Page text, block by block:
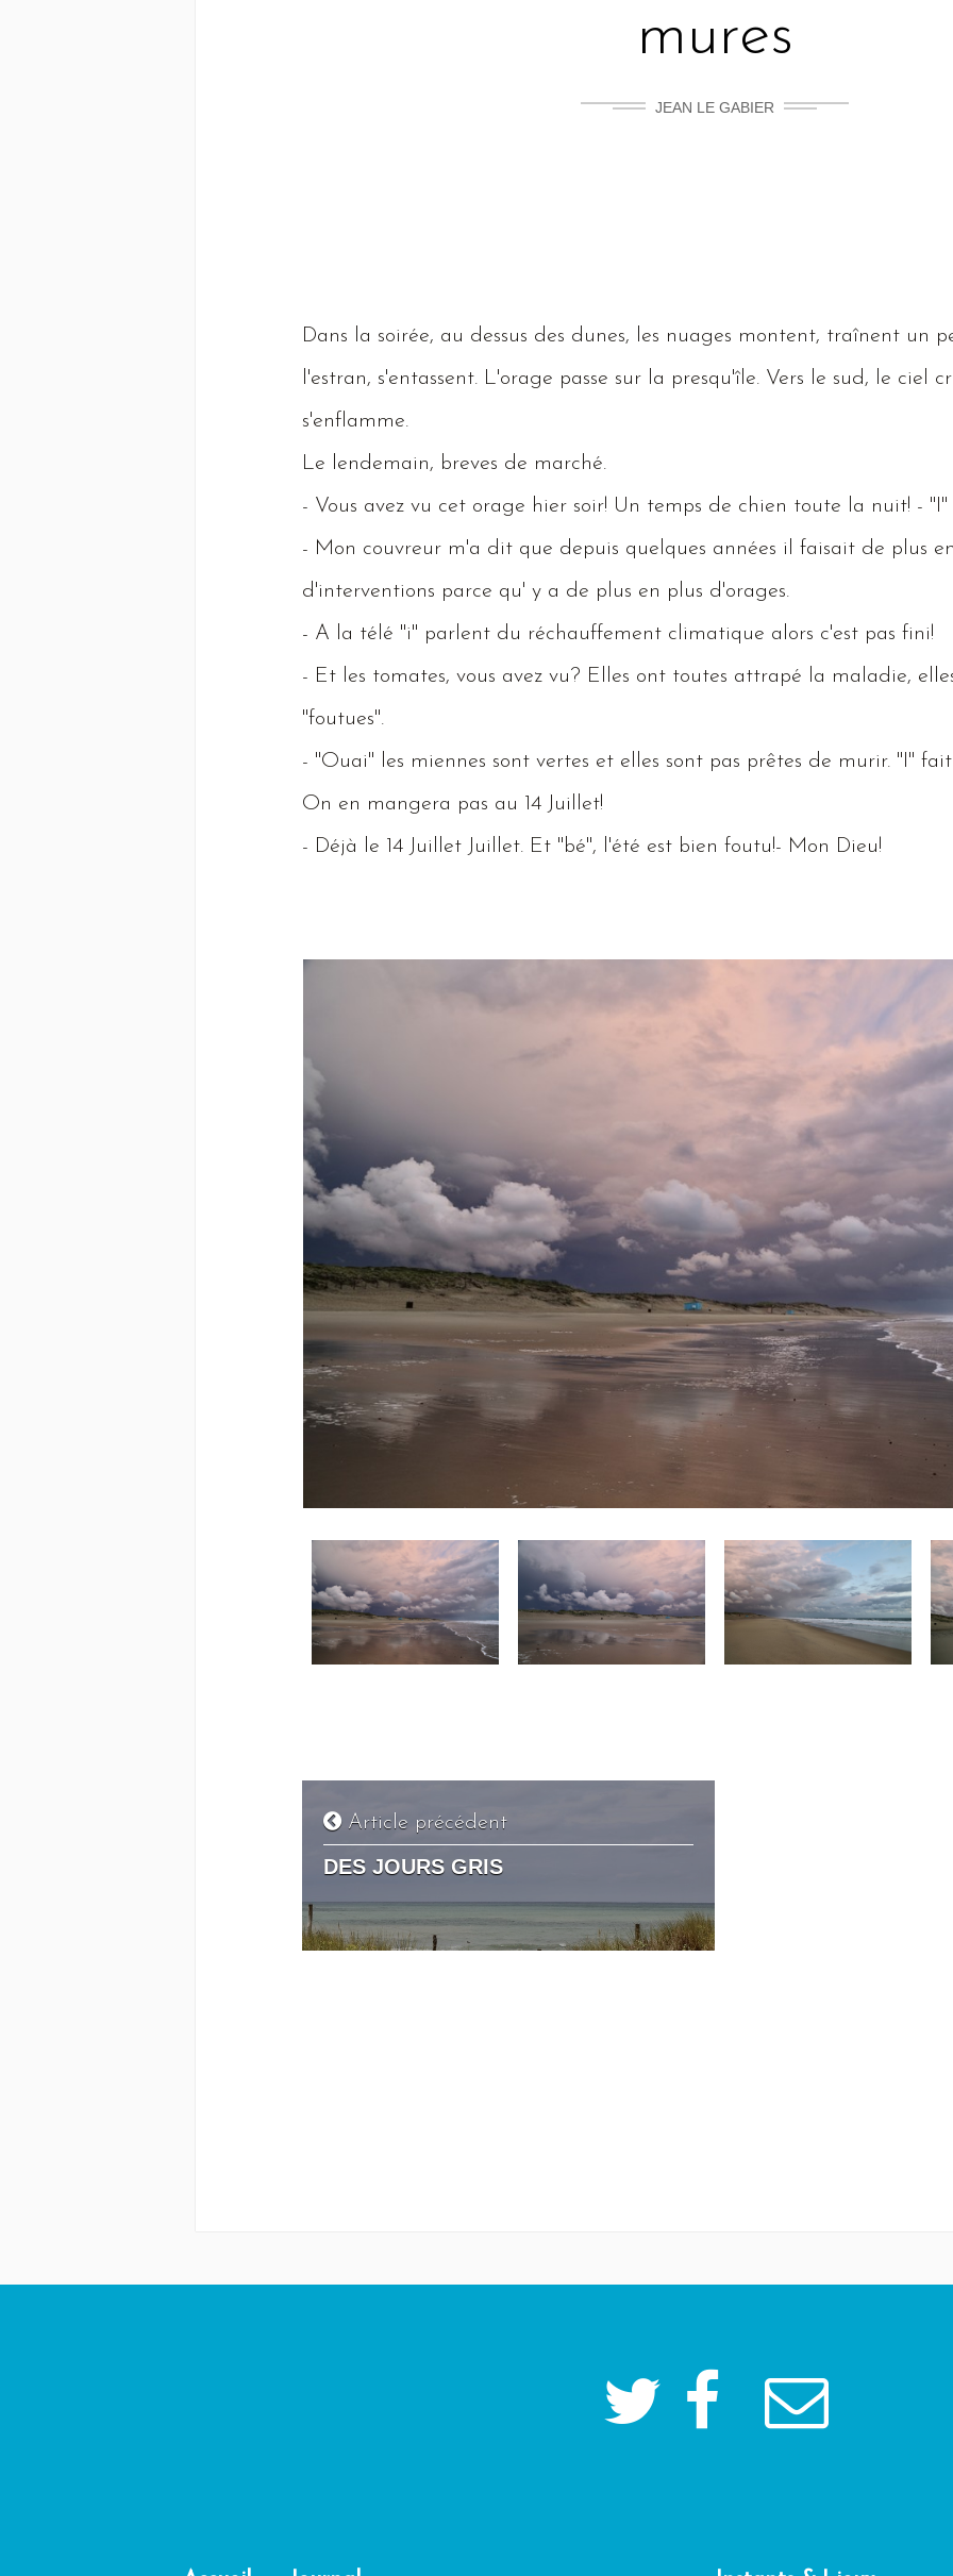
mures
JEAN LE GABIER
Dans la soirée, au dessus des dunes, les nuages montent, traînent un
l'estran, s'entassent. L'orage passe sur la presqu'île. Vers le sud, le ciel
s'enflamme.
Le lendemain, breves de marché.
- Vous avez vu cet orage hier soir! Un temps de chien toute la nuit! - "I"
- Mon couvreur m'a dit que depuis quelques années il faisait de plus
d'interventions parce qu' y a de plus en plus d'orages.
- A la télé "i" parlent du réchauffement climatique alors c'est pas fini!
- Et les tomates, vous avez vu? Elles ont toutes attrapé la maladie,
"foutues".
- "Ouai" les miennes sont vertes et elles sont pas prêtes de murir. "I" fait
On en mangera pas au 14 Juillet!
- Déjà le 14 Juillet Juillet. Et "bé", l'été est bien foutu!- Mon Dieu!
Article précédent
DES JOURS GRIS